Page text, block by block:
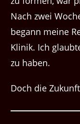
Nach zwei
begann meine
Klinik. Ich
zu haben.
Doch die